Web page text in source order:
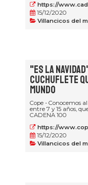
https://www.cadena100.es/programas/buenos-
15/12/2020
Villancicos del
"Es la
Cuchuflete
mundo
Cope - Conocemos
entre 7 y 15 años,
CADENA 100
https://www.cope.es/emisoras/la-rioja/la-
15/12/2020
Villancicos del